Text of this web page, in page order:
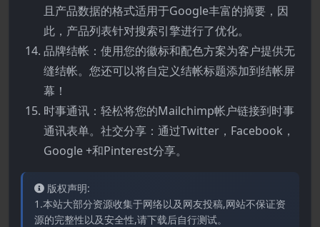
且产品数据的格式适用于Google丰富的摘要，因
此，产品列表针对搜索引擎进行了优化。
品牌结帐：使用您的徽标和配色方案为客户提供无
缝结帐。您还可以将自定义结帐标题添加到结帐屏
幕！
时事通讯：轻松将您的Mailchimp帐户链接到时事
通讯表单。社交分享：通过Twitter，Facebook，
Google +和Pinterest分享。
版权声明:
1.本站大部分资源收集于网络以及网友投稿,网站不保证资
源的完整性以及安全性,请下载后自行测试。